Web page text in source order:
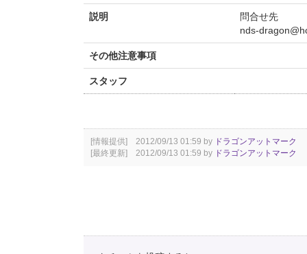
説明
問合せ先
nds-
その他注意事項
スタッフ
[情報提供] 2012/09/13 01:59 by ドラゴンアットマーク
[最終更新] 2012/09/13 01:59 by ドラゴンアットマーク